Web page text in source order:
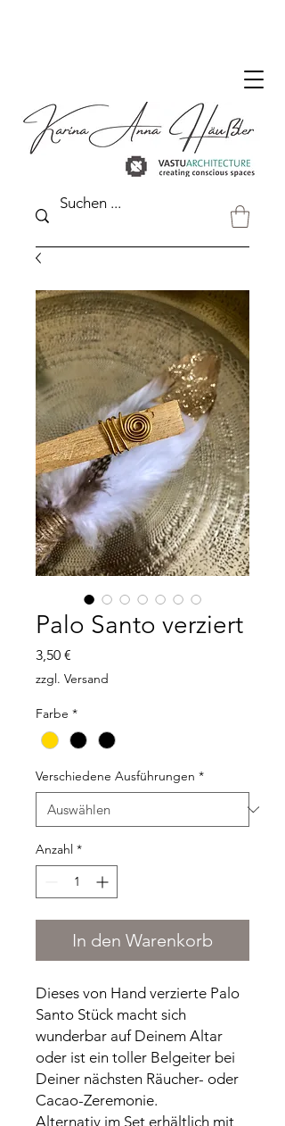
Palo Santo verziert
3,50 €
zzgl. Versand
Farbe *
Verschiedene Ausführungen *
Anzahl *
In den Warenkorb
Dieses von Hand verzierte Palo
Santo Stück macht sich
wunderbar auf Deinem Altar
oder ist ein toller Belgeiter bei
Deiner nächsten Räucher- oder
Cacao-Zeremonie.
Alternativ im Set erhältlich mit